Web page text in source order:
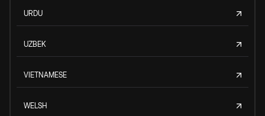
URDU
UZBEK
VIETNAMESE
WELSH